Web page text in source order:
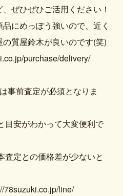
ぜひぜひご活用ください！
にめっぽう強いので、近く
質屋鈴木が良いのです(笑)
purchase/delivery/
事前査定が必須となりま
目安がわかって大変便利で
査定との価格差が少ないと
line/